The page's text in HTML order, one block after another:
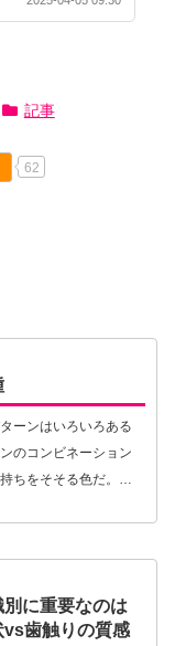
記事
62
ーンはいろいろある
のコンビネーション
ちをそそる色だ。
に重要なのは
vs歯触りの質感